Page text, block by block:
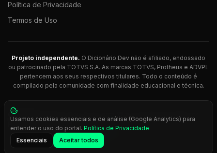
Política de Privacidade
Termos de Uso
Projeto independente. O Dicionário Dev não é afiliado, endossado
ou patrocinado pela TOTVS S.A. As marcas TOTVS, Protheus e ADVPL
pertencem aos seus respectivos titulares. Todo o conteúdo é
compilado pela comunidade com finalidade educacional e técnica.
© 2026 Dicionário Dev. Feito com 💚 para desenvolvedores
Protheus.
Press Ctrl+K
Usamos cookies essenciais e de análise (Google Analytics) para
entender o uso do portal. Política de Privacidade
Essenciais
Aceitar todos